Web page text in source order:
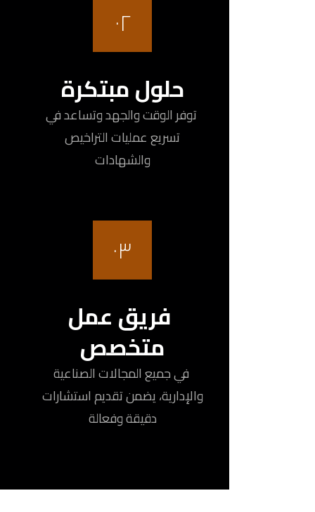
٠٢
حلول مبتكرة
توفر الوقت والجهد وتساعد في
تسريع عمليات التراخيص
والشهادات
٠٣
فريق عمل
متخصص
في جميع المجالات الصناعية
والإدارية، يضمن تقديم استشارات
دقيقة وفعالة